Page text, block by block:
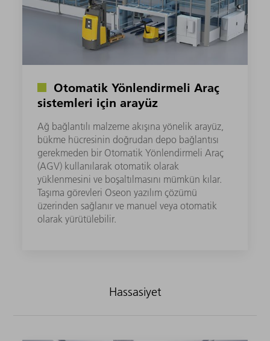
Otomatik Yönlendirmeli Araç
sistemleri için arayüz
Ağ bağlantılı malzeme akışına yönelik arayüz,
bükme hücresinin doğrudan depo bağlantısı
gerekmeden bir Otomatik Yönlendirmeli Araç
(AGV) kullanılarak otomatik olarak
yüklenmesini ve boşaltılmasını mümkün kılar.
Taşıma görevleri Oseon yazılım çözümü
üzerinden sağlanır ve manuel veya otomatik
olarak yürütülebilir.
Hassasiyet